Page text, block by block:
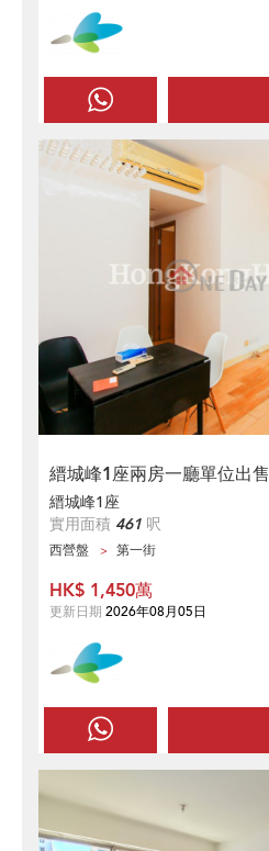
縉城峰1座兩房一廳單位出售
縉城峰1座
實用面積 461 呎
西營盤 第一街
HK$ 1,450萬
更新日期 2026年08月05日